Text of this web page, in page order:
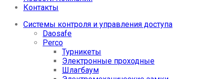
Контакты
Системы контроля и управления доступа
Daosafe
Perco
Турникеты
Электронные проходные
Шлагбаум